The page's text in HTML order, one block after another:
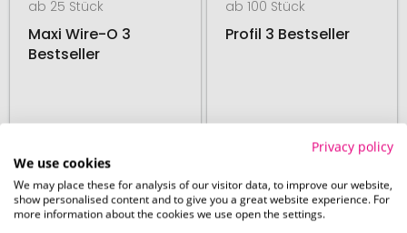
ab 25 Stück
Maxi Wire-O 3
Bestseller
ab7,60 €
ab 100 Stück
Profil 3 Bestseller
MADE IN GERMANY# 235.276325 MADE IN GERMANY
Privacy policy
We use cookies
We may place these for analysis of our visitor data, to improve our website,
show personalised content and to give you a great website experience. For
more information about the cookies we use open the settings.